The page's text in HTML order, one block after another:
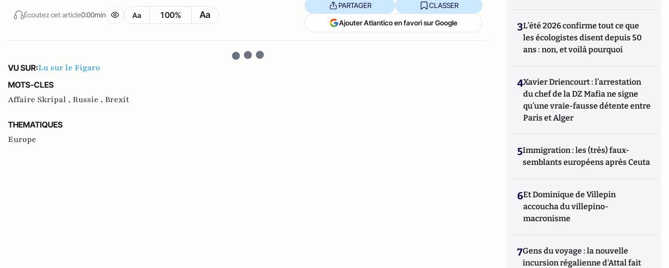
Écoutez cet article0:00min Aa 100% Aa
PARTAGER CLASSER
Ajouter Atlantico en favori sur Google
VU SUR:Lu sur le Figaro
MOTS-CLES
Affaire Skripal , Russie , Brexit
THEMATIQUES
Europe
3L’été 2026 confirme tout ce que
les écologistes disent depuis 50
ans : non, et voilà pourquoi
4Xavier Driencourt : l’arrestation
du chef de la DZ Mafia ne signe
qu’une vraie-fausse détente entre
Paris et Alger
5Immigration : les (très) faux-
semblants européens après Ceuta
6Et Dominique de Villepin
accoucha du villepino-
macronisme
7Gens du voyage : la nouvelle
incursion régalienne d'Attal fait